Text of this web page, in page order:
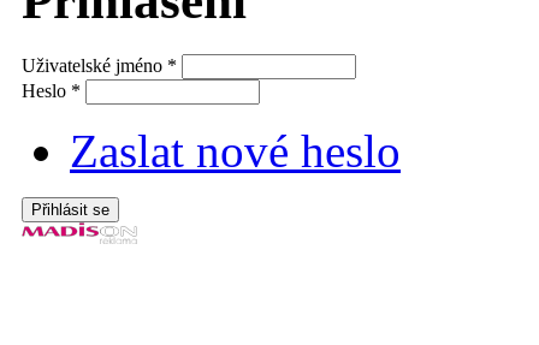
Uživatelské jméno *
Heslo *
Zaslat nové heslo